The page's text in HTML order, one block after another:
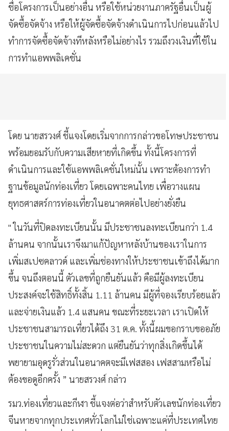
ชื่อโครงการเป็นอย่างอื่น หรือใช้หน่วยงานภาครัฐอื่นเป็นผู้
จัดซื้อจัดจ้าง หรือให้ผู้จัดซื้อจัดจ้างดำเนินการไปก่อนแล้วไป
ทำการจัดซื้อจัดจ้างทีหลังหรือไม่อย่างไร รวมถึงวงเงินที่ใช้ใน
การทำแอพพลิเคชั่น
โดย นายสรวงศ์ ชี้แจงโดยเริ่มจากการกล่าวขอโทษประชาชน
พร้อมยอมรับกับความเสียหายที่เกิดขึ้น ทั้งนี้โครงการที่
ดำเนินการและใช้แอพพลิเคชั่นใหม่นั้น เพราะต้องการทำ
ฐานข้อมูลนักท่องเที่ยว โดยเฉพาะคนไทย เพื่อวางแผน
ยุทธศาสตร์การท่องเที่ยวในอนาคตต่อไปอย่างยั่งยืน
" ในวันที่ปิดลงทะเบียนนั้น มีประชาชนลงทะเบียนกว่า 1.4
ล้านคน จากนั้นเราจึงมาแก้ปัญหาหลังบ้านของเราในการ
เพิ่มสเปซคลาวด์ และเพิ่มช่องทางให้ประชาชนเข้าถึงได้มาก
ขึ้น จนถึงตอนนี้ ตัวเลขที่ถูกยืนยันแล้ว คือมีผู้ลงทะเบียน
ประสงค์จะใช้สิทธิ์ทั้งสิ้น 1.11 ล้านคน มีผู้ที่จองเรียบร้อยแล้ว
และจ่ายเงินแล้ว 1.4 แสนคน ขณะที่ระยะเวลา เราเปิดให้
ประชาชนสามารถเที่ยวได้ถึง 31 ต.ค. ทั้งนี้ผมขอกราบขออภัย
ประชาชนในความไม่สะดวก แต่ยืนยันว่าทุกสิ่งเกิดขึ้นได้
พยายามอุดรูรั่วส่วนในอนาคตจะมีเฟสสอง เฟสสามหรือไม่
ต้องขอดูอีกครั้ง ” นายสรวงศ์ กล่าว
รมว.ท่องเที่ยวและกีฬา ชี้แจงต่อว่าสำหรับตัวเลขนักท่องเที่ยว
จีนหายจากทุกประเทศทั่วโลกไม่ใช่เฉพาะแค่ที่ประเทศไทย